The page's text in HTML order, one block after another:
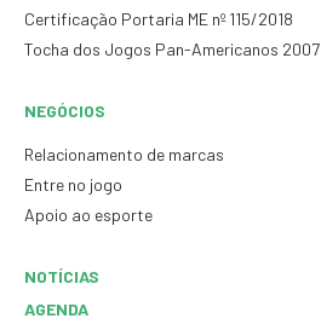
Certificação Portaria ME nº 115/2018
Tocha dos Jogos Pan-Americanos 2007
NEGÓCIOS
Relacionamento de marcas
Entre no jogo
Apoio ao esporte
NOTÍCIAS
AGENDA